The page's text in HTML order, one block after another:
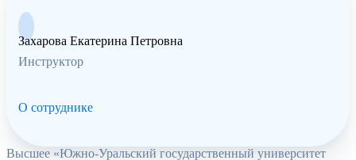
Захарова Екатерина Петровна
Инструктор
О сотруднике
Высшее «Южно-Уральский государственный университет